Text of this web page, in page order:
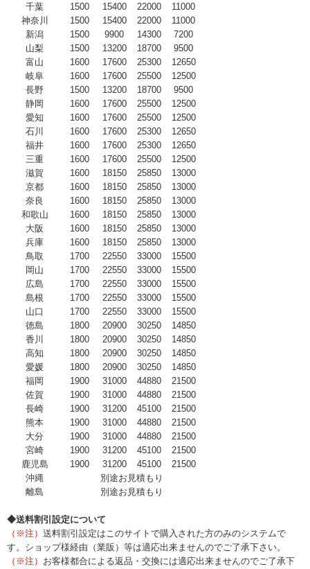
千葉
1500 15400 22000
11000
神奈川
1500 15400 22000
11000
新潟
1500 9900 14300
7200
山梨
1500 13200 18700
9500
富山
1600 17600 25300
12650
岐阜
1600 17600 25500
12500
長野
1500 13200 18700
9500
静岡
1600 17600 25500
12500
愛知
1600 17600 25500
12500
石川
1600 17600 25300
12650
福井
1600 17600 25300
12650
三重
1600 17600 25500
12500
滋賀
1600 18150 25850
13000
京都
1600 18150 25850
13000
奈良
1600 18150 25850
13000
和歌山
1600 18150 25850
13000
大阪
1600 18150 25850
13000
兵庫
1600 18150 25850
13000
鳥取
1700 22550 33000
15500
岡山
1700 22550 33000
15500
広島
1700 22550 33000
15500
島根
1700 22550 33000
15500
山口
1700 22550 33000
15500
徳島
1800 20900 30250
14850
香川
1800 20900 30250
14850
高知
1800 20900 30250
14850
愛媛
1800 20900 30250
14850
福岡
1900 31000 44880
21500
佐賀
1900 31000 44880
21500
長崎
1900 31200 45100
21500
熊本
1900 31000 44880
21500
大分
1900 31000 44880
21500
宮崎
1900 31200 45100
21500
鹿児島
1900 31200 45100
21500
沖縄
別途お見積もり
離島
別途お見積もり
◆送料割引設定について
（※注） 送料割引設定はこのサイトで購入された方のみのシステムで
す。ショップ様経由（業販）等は適応出来ませんのでご了承下さい。
（※注） お客様都合による返品・交換には適応出来ませんのでご了承下